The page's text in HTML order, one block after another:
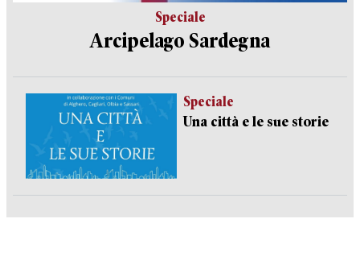
Speciale
Arcipelago Sardegna
Speciale
Una città e le sue storie